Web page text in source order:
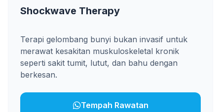
Shockwave Therapy
Terapi gelombang bunyi bukan invasif untuk
merawat kesakitan muskuloskeletal kronik
seperti sakit tumit, lutut, dan bahu dengan
berkesan.
Tempah Rawatan